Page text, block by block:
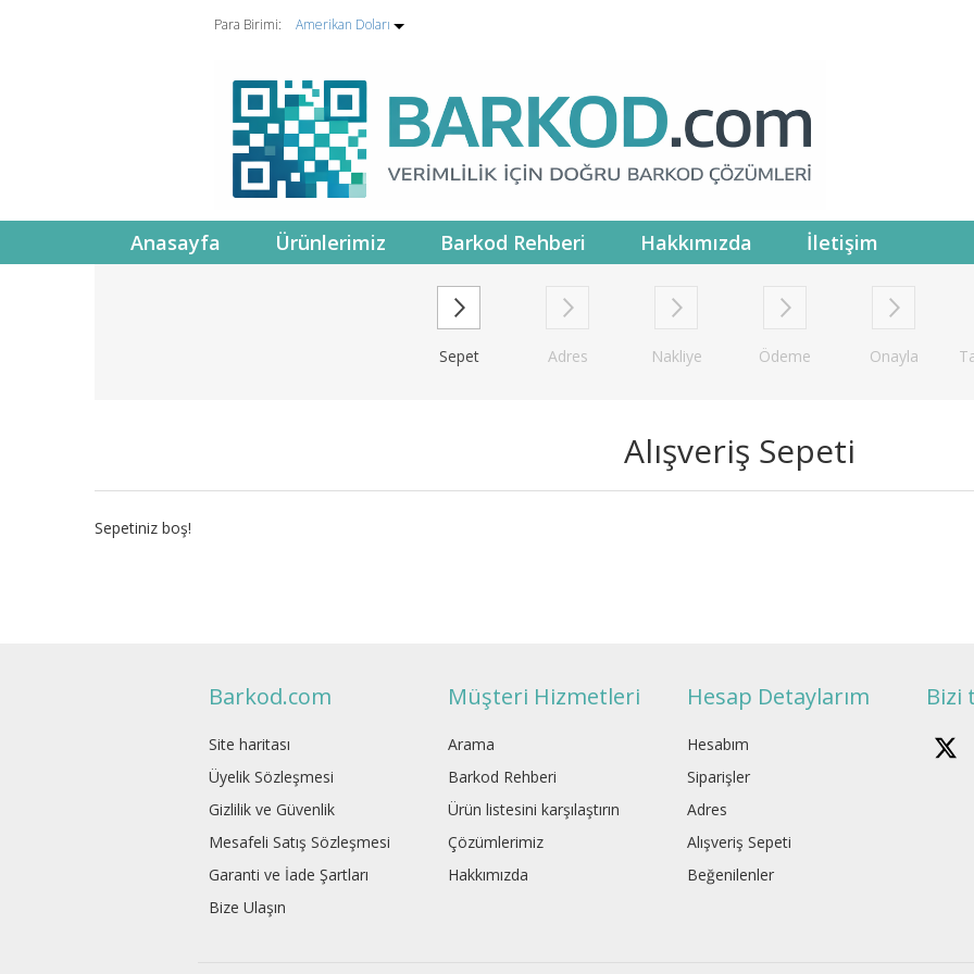
Para Birimi: Amerikan Doları
Anasayfa Ürünlerimiz Barkod Rehberi Hakkımızda İletişim
Sepet Adres Nakliye Ödeme Onayla
Alışveriş Sepeti
Sepetiniz boş!
Barkod.com
Site haritası
Üyelik Sözleşmesi
Gizlilik ve Güvenlik
Mesafeli Satış Sözleşmesi
Garanti ve İade Şartları
Bize Ulaşın
Müşteri Hizmetleri
Arama
Barkod Rehberi
Ürün listesini karşılaştırın
Çözümlerimiz
Hakkımızda
Hesap Detaylarım
Hesabım
Siparişler
Adres
Alışveriş Sepeti
Beğenilenler
Bizi